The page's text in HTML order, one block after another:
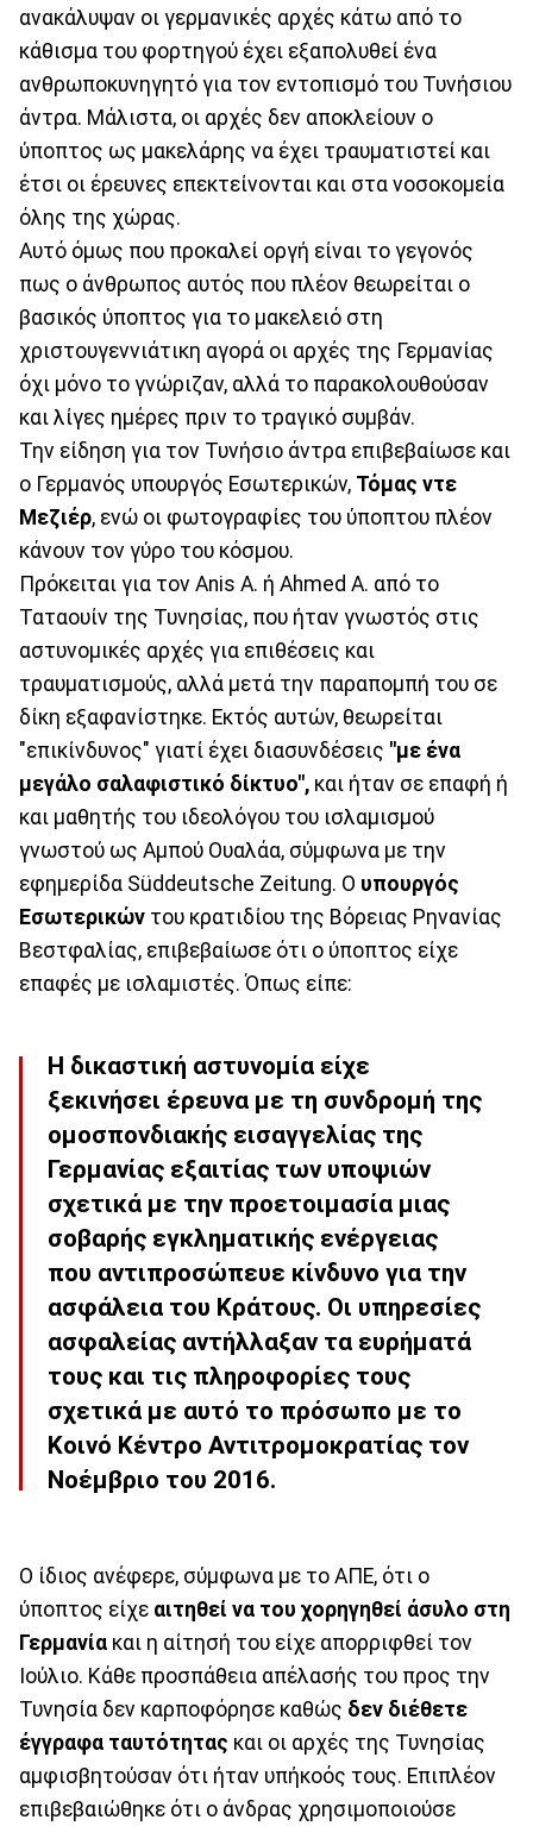
ανακάλυψαν οι γερμανικές αρχές κάτω από το
κάθισμα του φορτηγού έχει εξαπολυθεί ένα
ανθρωποκυνηγητό για τον εντοπισμό του Τυνήσιου
άντρα. Μάλιστα, οι αρχές δεν αποκλείουν ο
ύποπτος ως μακελάρης να έχει τραυματιστεί και
έτσι οι έρευνες επεκτείνονται και στα νοσοκομεία
όλης της χώρας.
Αυτό όμως που προκαλεί οργή είναι το γεγονός
πως ο άνθρωπος αυτός που πλέον θεωρείται ο
βασικός ύποπτος για το μακελειό στη
χριστουγεννιάτικη αγορά οι αρχές της Γερμανίας
όχι μόνο το γνώριζαν, αλλά το παρακολουθούσαν
και λίγες ημέρες πριν το τραγικό συμβάν.
Την είδηση για τον Τυνήσιο άντρα επιβεβαίωσε και
ο Γερμανός υπουργός Εσωτερικών, Τόμας ντε
Μεζιέρ, ενώ οι φωτογραφίες του ύποπτου πλέον
κάνουν τον γύρο του κόσμου.
Πρόκειται για τον Anis A. ή Ahmed A. από το
Ταταουίν της Τυνησίας, που ήταν γνωστός στις
αστυνομικές αρχές για επιθέσεις και
τραυματισμούς, αλλά μετά την παραπομπή του σε
δίκη εξαφανίστηκε. Εκτός αυτών, θεωρείται
"επικίνδυνος" γιατί έχει διασυνδέσεις "με ένα
μεγάλο σαλαφιστικό δίκτυο", και ήταν σε επαφή ή
και μαθητής του ιδεολόγου του ισλαμισμού
γνωστού ως Αμπού Ουαλάα, σύμφωνα με την
εφημερίδα Süddeutsche Zeitung. Ο υπουργός
Εσωτερικών του κρατιδίου της Βόρειας Ρηνανίας
Βεστφαλίας, επιβεβαίωσε ότι ο ύποπτος είχε
επαφές με ισλαμιστές. Όπως είπε:
Η δικαστική αστυνομία είχε
ξεκινήσει έρευνα με τη συνδρομή της
ομοσπονδιακής εισαγγελίας της
Γερμανίας εξαιτίας των υποψιών
σχετικά με την προετοιμασία μιας
σοβαρής εγκληματικής ενέργειας
που αντιπροσώπευε κίνδυνο για την
ασφάλεια του Κράτους. Οι υπηρεσίες
ασφαλείας αντήλλαξαν τα ευρήματά
τους και τις πληροφορίες τους
σχετικά με αυτό το πρόσωπο με το
Κοινό Κέντρο Αντιτρομοκρατίας τον
Νοέμβριο του 2016.
Ο ίδιος ανέφερε, σύμφωνα με το ΑΠΕ, ότι ο
ύποπτος είχε αιτηθεί να του χορηγηθεί άσυλο στη
Γερμανία και η αίτησή του είχε απορριφθεί τον
Ιούλιο. Κάθε προσπάθεια απέλασής του προς την
Τυνησία δεν καρποφόρησε καθώς δεν διέθετε
έγγραφα ταυτότητας και οι αρχές της Τυνησίας
αμφισβητούσαν ότι ήταν υπήκοός τους. Επιπλέον
επιβεβαιώθηκε ότι ο άνδρας χρησιμοποιούσε